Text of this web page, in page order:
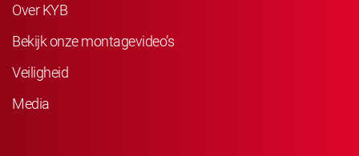
Over KYB
Bekijk onze montagevideo’s
Veiligheid
Media